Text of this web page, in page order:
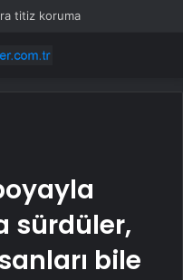
titiz koruma
sürdüler,
bile